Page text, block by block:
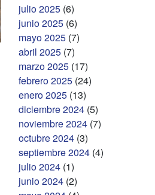
julio 2025 (6)
junio 2025 (6)
mayo 2025 (7)
abril 2025 (7)
marzo 2025 (17)
febrero 2025 (24)
enero 2025 (13)
diciembre 2024 (5)
noviembre 2024 (7)
octubre 2024 (3)
septiembre 2024 (4)
julio 2024 (1)
junio 2024 (2)